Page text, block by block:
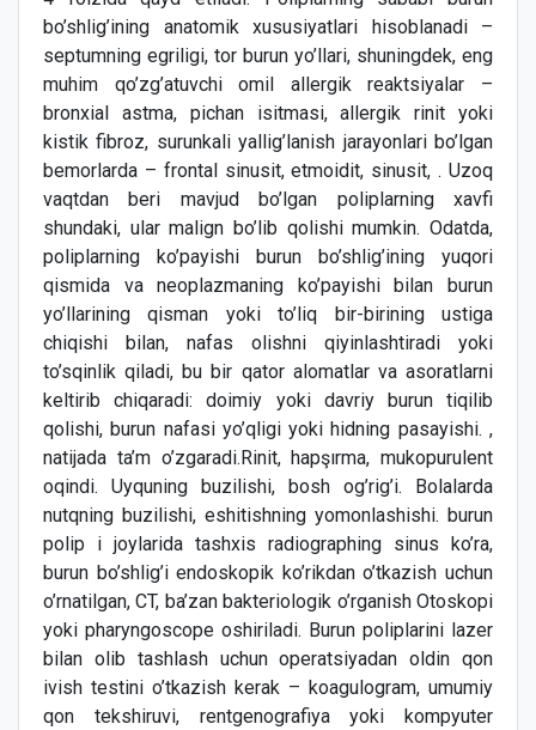
bo’shlig’ining anatomik xususiyatlari hisoblanadi –
septumning egriligi, tor burun yo’llari, shuningdek, eng
muhim qo’zg’atuvchi omil allergik reaktsiyalar –
bronxial astma, pichan isitmasi, allergik rinit yoki
kistik fibroz, surunkali yallig’lanish jarayonlari bo’lgan
bemorlarda – frontal sinusit, etmoidit, sinusit, . Uzoq
vaqtdan beri mavjud bo’lgan poliplarning xavfi
shundaki, ular malign bo’lib qolishi mumkin. Odatda,
poliplarning ko’payishi burun bo’shlig’ining yuqori
qismida va neoplazmaning ko’payishi bilan burun
yo’llarining qisman yoki to’liq bir-birining ustiga
chiqishi bilan, nafas olishni qiyinlashtiradi yoki
to’sqinlik qiladi, bu bir qator alomatlar va asoratlarni
keltirib chiqaradi: doimiy yoki davriy burun tiqilib
qolishi, burun nafasi yo’qligi yoki hidning pasayishi. ,
natijada ta’m o’zgaradi.Rinit, hapşırma, mukopurulent
oqindi. Uyquning buzilishi, bosh og’rig’i. Bolalarda
nutqning buzilishi, eshitishning yomonlashishi. burun
polip i joylarida tashxis radiographing sinus ko’ra,
burun bo’shlig’i endoskopik ko’rikdan o’tkazish uchun
o’rnatilgan, CT, ba’zan bakteriologik o’rganish Otoskopi
yoki pharyngoscope oshiriladi. Burun poliplarini lazer
bilan olib tashlash uchun operatsiyadan oldin qon
ivish testini o’tkazish kerak – koagulogram, umumiy
qon tekshiruvi, rentgenografiya yoki kompyuter